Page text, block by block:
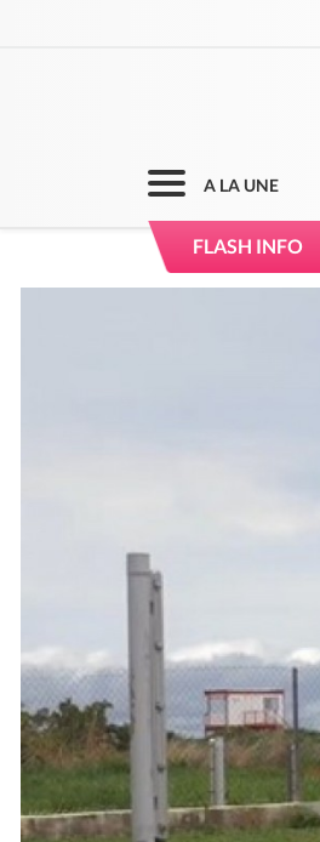
A LA UNE
FLASH INFO